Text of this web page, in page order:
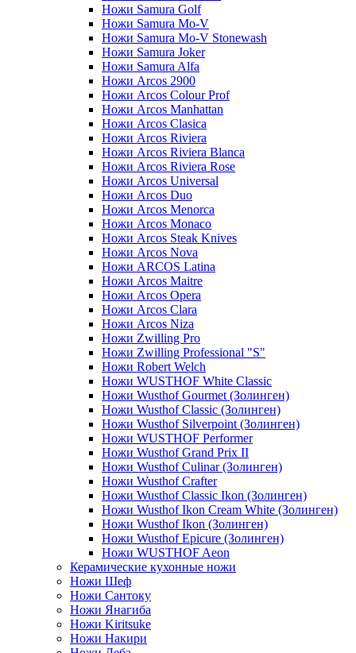
Ножи Samura Golf
Ножи Samura Mo-V
Ножи Samura Mo-V Stonewash
Ножи Samura Joker
Ножи Samura Alfa
Ножи Arcos 2900
Ножи Arcos Colour Prof
Ножи Arcos Manhattan
Ножи Arcos Clasica
Ножи Arcos Riviera
Ножи Arcos Riviera Blanca
Ножи Arcos Riviera Rose
Ножи Arcos Universal
Ножи Arcos Duo
Ножи Arcos Menorca
Ножи Arcos Monaco
Ножи Arcos Steak Knives
Ножи Arcos Nova
Ножи ARCOS Latina
Ножи Arcos Maitre
Ножи Arcos Opera
Ножи Arcos Clara
Ножи Arcos Niza
Ножи Zwilling Pro
Ножи Zwilling Professional "S"
Ножи Robert Welch
Ножи WUSTHOF White Classic
Ножи Wusthof Gourmet (Золинген)
Ножи Wusthof Classic (Золинген)
Ножи Wusthof Silverpoint (Золинген)
Ножи WUSTHOF Performer
Ножи Wusthof Grand Prix II
Ножи Wusthof Culinar (Золинген)
Ножи Wusthof Crafter
Ножи Wusthof Classic Ikon (Золинген)
Ножи Wusthof Ikon Cream White (Золинген)
Ножи Wusthof Ikon (Золинген)
Ножи Wusthof Epicure (Золинген)
Ножи WUSTHOF Aeon
Керамические кухонные ножи
Ножи Шеф
Ножи Сантоку
Ножи Янагиба
Ножи Kiritsuke
Ножи Накири